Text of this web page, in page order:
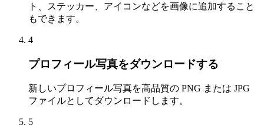
ト、ステッカー、アイコンなどを画像に追加すること
もできます。
4
プロフィール写真をダウンロードする
新しいプロフィール写真を高品質の PNG または JPG
ファイルとしてダウンロードします。
5